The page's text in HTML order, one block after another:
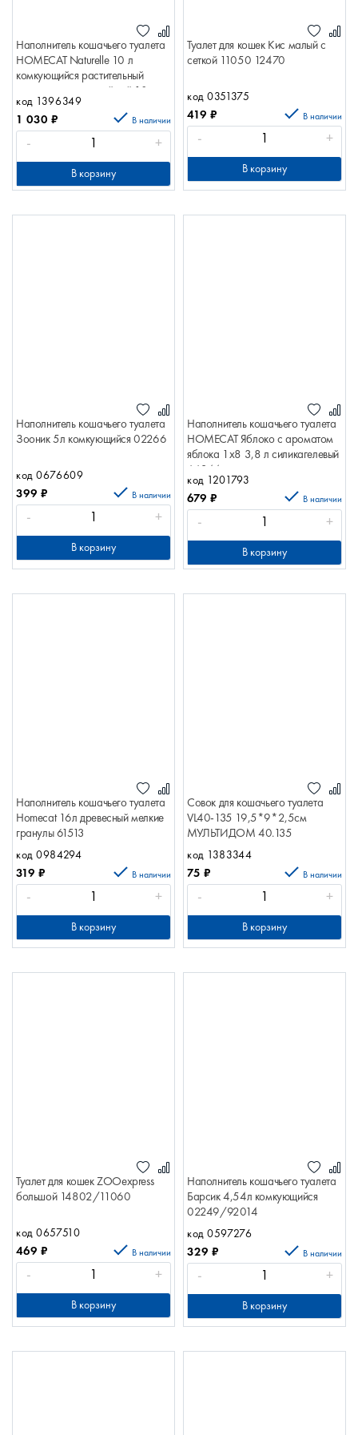
Наполнитель кошачьего туалета
HOMECAT Naturelle 10 л
комкующийся растительный
наполнитель зеленый чай 10л
комкующийся зеленый чай
88045
код 1396349
1 030 ₽ В наличии
- +
В корзину
Туалет для кошек Кис малый с
сеткой 11050 12470
код 0351375
419 ₽ В наличии
- +
В корзину
Наполнитель кошачьего туалета
Зооник 5л комкующийся 02266
код 0676609
399 ₽ В наличии
- +
В корзину
Наполнитель кошачьего туалета
HOMECAT Яблоко с ароматом
яблока 1х8 3,8 л силикагелевый
66344
код 1201793
679 ₽ В наличии
- +
В корзину
Наполнитель кошачьего туалета
Homecat 16л древесный мелкие
гранулы 61513
код 0984294
319 ₽ В наличии
- +
В корзину
Совок для кошачьего туалета
VL40-135 19,5*9*2,5см
МУЛЬТИДОМ 40.135
код 1383344
75 ₽ В наличии
- +
В корзину
Туалет для кошек ZOOexpress
большой 14802/11060
код 0657510
469 ₽ В наличии
- +
В корзину
Наполнитель кошачьего туалета
Барсик 4,54л комкующийся
02249/92014
код 0597276
329 ₽ В наличии
- +
В корзину